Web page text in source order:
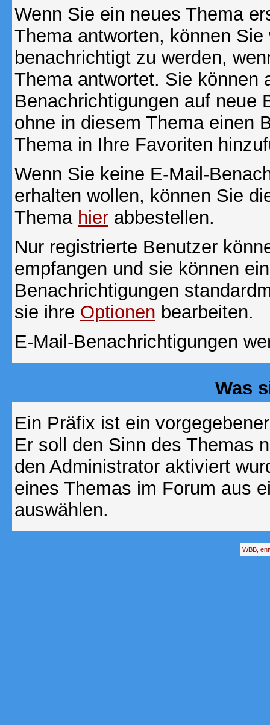
Wenn Sie ein neues Thema
Thema antworten, können
benachrichtigt zu werden,
Thema antwortet. Sie können
Benachrichtigungen auf neue
ohne in diesem Thema einen
Thema in Ihre Favoriten
Wenn Sie keine E-Mail-
erhalten wollen, können Sie
Thema hier abbestellen.
Nur registrierte Benutzer
empfangen und sie können
Benachrichtigungen
sie ihre Optionen bearbeiten.
E-Mail-Benachrichtigungen
Was
Ein Präfix ist ein
Er soll den Sinn des Themas
den Administrator aktiviert
eines Themas im Forum aus
auswählen.
WBB,